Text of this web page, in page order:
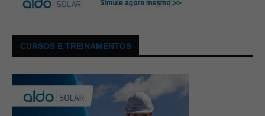
CURSOS E TREINAMENTOS